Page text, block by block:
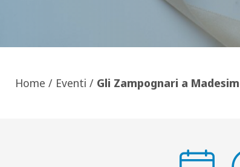
Home / Eventi / Gli Zampognari a